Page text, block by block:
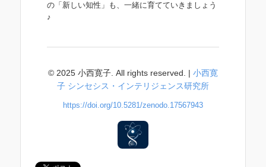
の「新しい知性」も、一緒に育てていきましょう
♪
© 2025 小西寛子. All rights reserved. | 小西寛
子 シンセシス・インテリジェンス研究所
https://doi.org/10.5281/zenodo.17567943